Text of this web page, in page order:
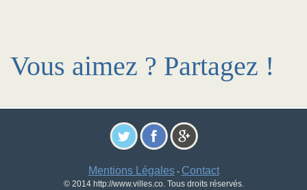
Vous aimez ? Partagez !
Mentions Légales- Contact
© 2014 http://www.villes.co. Tous droits réservés.